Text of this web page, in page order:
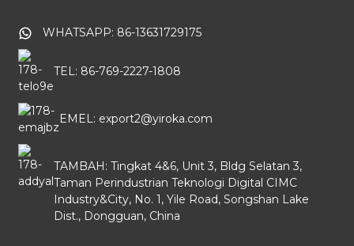
WHATSAPP: 86-13631729175
TEL: 86-769-2227-1808
EMEL: export2@yiroka.com
TAMBAH: Tingkat 4&6, Unit 3, Bldg Selatan 3,
Taman Perindustrian Teknologi Digital CIMC
Industry&City, No. 1, Yile Road, Songshan Lake
Dist., Dongguan, China